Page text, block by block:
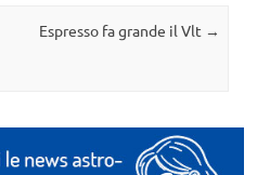
Espresso fa grande il Vlt →